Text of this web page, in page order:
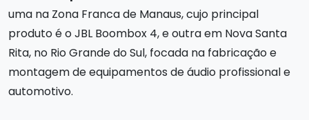
uma na Zona Franca de Manaus, cujo principal
produto é o JBL Boombox 4, e outra em Nova Santa
Rita, no Rio Grande do Sul, focada na fabricação e
montagem de equipamentos de áudio profissional e
automotivo.